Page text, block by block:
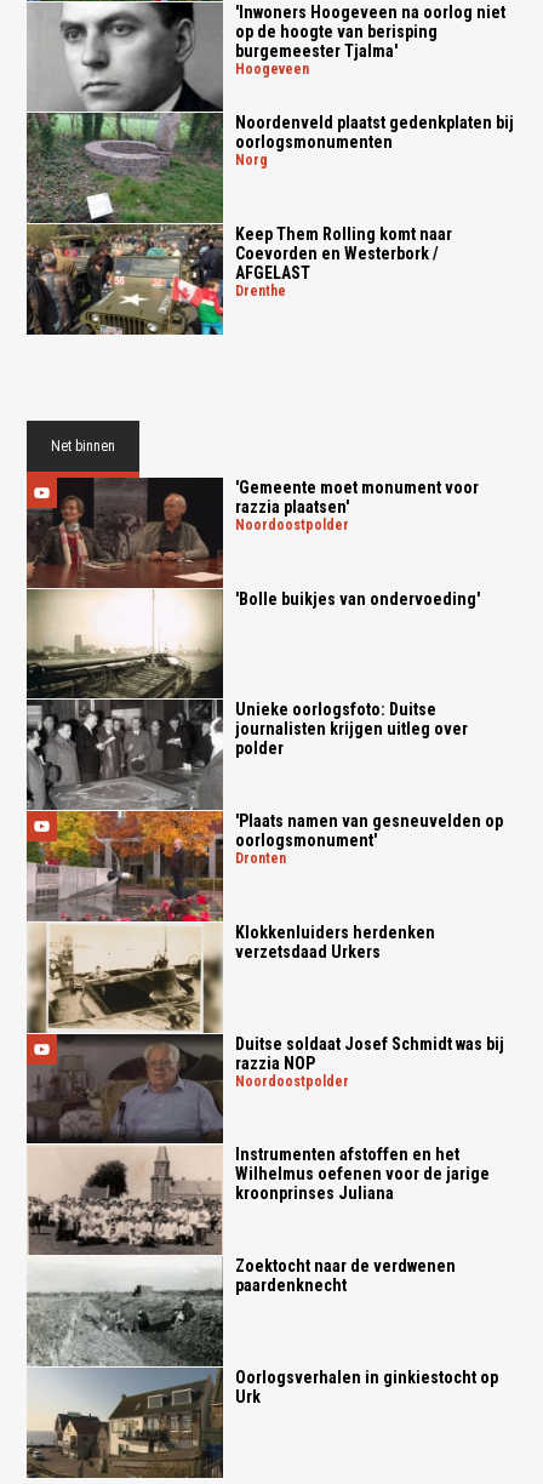
'Inwoners Hoogeveen na oorlog niet
op de hoogte van berisping
burgemeester Tjalma'
hoogeveen
Noordenveld plaatst gedenkplaten bij
oorlogsmonumenten
norg
Keep Them Rolling komt naar
Coevorden en Westerbork /
AFGELAST
drenthe
Net binnen
'Gemeente moet monument voor
razzia plaatsen'
noordoostpolder
'Bolle buikjes van ondervoeding'
Unieke oorlogsfoto: Duitse
journalisten krijgen uitleg over
polder
'Plaats namen van gesneuvelden op
oorlogsmonument'
dronten
Klokkenluiders herdenken
verzetsdaad Urkers
Duitse soldaat Josef Schmidt was bij
razzia NOP
noordoostpolder
Instrumenten afstoffen en het
Wilhelmus oefenen voor de jarige
kroonprinses Juliana
Zoektocht naar de verdwenen
paardenknecht
Oorlogsverhalen in ginkiestocht op
Urk